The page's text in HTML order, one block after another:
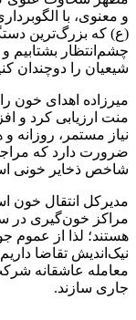
و معنوی، با
(ع) که بزرگ‌ترین
چشم‌انتظار بشتابیم
شیعیان را دوچندان
میرزاده اهدای خون
منت ارزیابی کرد و
نیاز مستمر، روزانه
ضرورت دارد که
شاخص ذخایر خونی
مدیرکل انتقال خون
مراکز خون‌گیری در
هستند؛ لذا از عموم
نیک‌اندیش تقاضا
معامله عاشقانه
جاری سازند.